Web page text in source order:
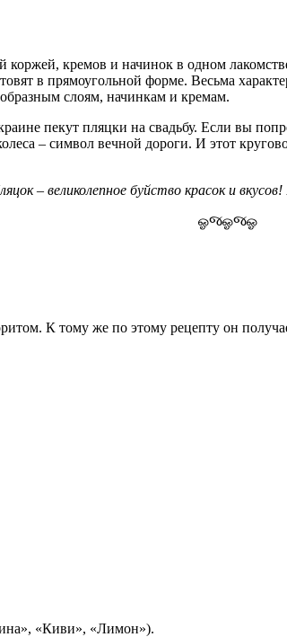
кремов и начинок в одном
в прямоугольной форме. Весьма
слоям, начинкам и кремам.
пекут пляцки на свадьбу. Если вы
‒ символ вечной дороги. И этот
‒ великолепное буйство красок и
ஓજஓજஓ
К тому же по этому рецепту он
«Киви», «Лимон»).